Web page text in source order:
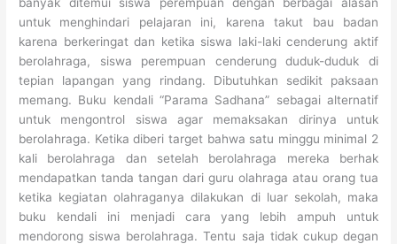
untuk menghindari pelajaran ini, karena takut bau badan
karena berkeringat dan ketika siswa laki-laki cenderung aktif
berolahraga, siswa perempuan cenderung duduk-duduk di
tepian lapangan yang rindang. Dibutuhkan sedikit paksaan
memang. Buku kendali “Parama Sadhana” sebagai alternatif
untuk mengontrol siswa agar memaksakan dirinya untuk
berolahraga. Ketika diberi target bahwa satu minggu minimal 2
kali berolahraga dan setelah berolahraga mereka berhak
mendapatkan tanda tangan dari guru olahraga atau orang tua
ketika kegiatan olahraganya dilakukan di luar sekolah, maka
buku kendali ini menjadi cara yang lebih ampuh untuk
mendorong siswa berolahraga. Tentu saja tidak cukup degan